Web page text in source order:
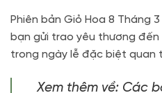
Phiên bản Giỏ Hoa 8 Tháng
bạn gửi trao yêu thương
trong ngày lễ đặc biệt quan
Xem thêm về: Các